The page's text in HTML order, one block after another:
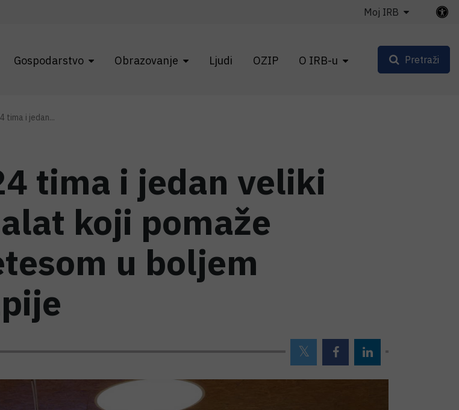
Gospodarstvo Obrazovanje Ljudi OZIP O IRB-u
Moj IRB
Pretraži
tima i jedan...
tima i jedan veliki
koji pomaže
u boljem